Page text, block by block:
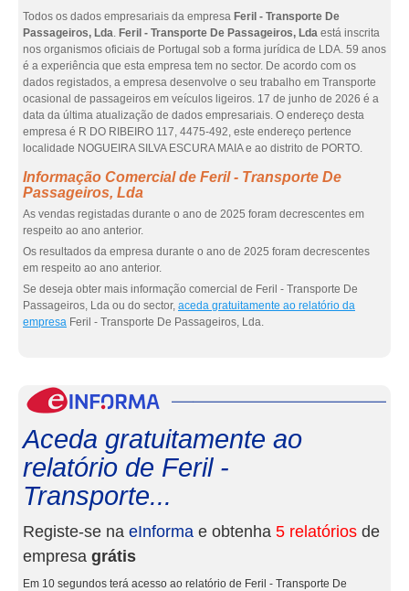
Todos os dados empresariais da empresa Feril - Transporte De
Passageiros, Lda. Feril - Transporte De Passageiros, Lda está inscrita
nos organismos oficiais de Portugal sob a forma jurídica de LDA. 59 anos
é a experiência que esta empresa tem no sector. De acordo com os
dados registados, a empresa desenvolve o seu trabalho em Transporte
ocasional de passageiros em veículos ligeiros. 17 de junho de 2026 é a
data da última atualização de dados empresariais. O endereço desta
empresa é R DO RIBEIRO 117, 4475-492, este endereço pertence
localidade NOGUEIRA SILVA ESCURA MAIA e ao distrito de PORTO.
Informação Comercial de Feril - Transporte De
Passageiros, Lda
As vendas registadas durante o ano de 2025 foram decrescentes em
respeito ao ano anterior.
Os resultados da empresa durante o ano de 2025 foram decrescentes
em respeito ao ano anterior.
Se deseja obter mais informação comercial de Feril - Transporte De
Passageiros, Lda ou do sector, aceda gratuitamente ao relatório da
empresa Feril - Transporte De Passageiros, Lda.
Aceda gratuitamente ao
relatório de Feril -
Transporte...
Registe-se na eInforma e obtenha 5 relatórios de
empresa grátis
Em 10 segundos terá acesso ao relatório de Feril - Transporte De